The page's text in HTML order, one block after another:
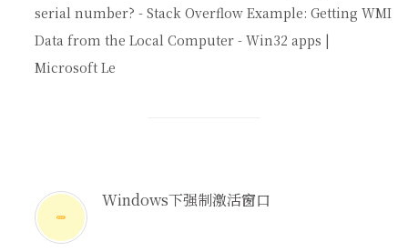
serial number? - Stack Overflow Example: Getting WMI
Data from the Local Computer - Win32 apps |
Microsoft Le
Windows下强制激活窗口